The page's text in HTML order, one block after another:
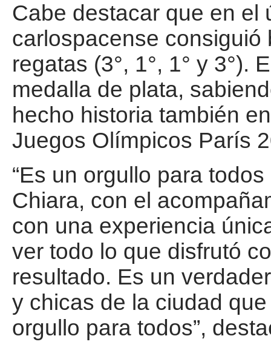
Cabe destacar que en el
carlospacense
regatas (3°, 1°, 1° y 3°).
medalla de plata,
hecho historia también
Juegos Olímpicos París
“Es un orgullo para
Chiara, con el
con una experiencia
ver todo lo que disfrutó
resultado. Es un
y chicas de la ciudad
orgullo para todos”,